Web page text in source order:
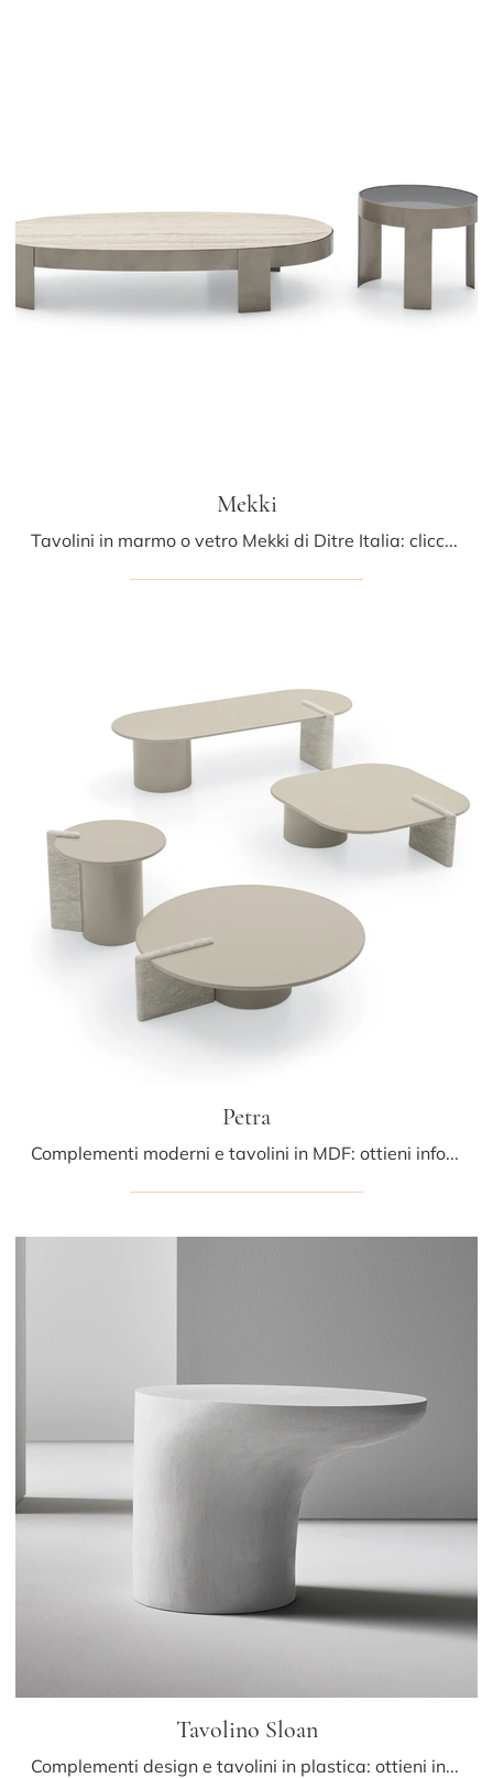
Mekki
Tavolini in marmo o vetro Mekki di Ditre Italia: clicca e ottieni informazioni sui Complementi e tavolini moderni in marmo del rinomato marchio!
Petra
Complementi moderni e tavolini in MDF: ottieni informazioni sul modello Petra di Ditre Italia e potrai arricchire i tuoi locali.
Tavolino Sloan
Complementi design e tavolini in plastica: ottieni informazioni sul modello Tavolino Sloan di Bonaldo e potrai impreziosire i tuoi locali.